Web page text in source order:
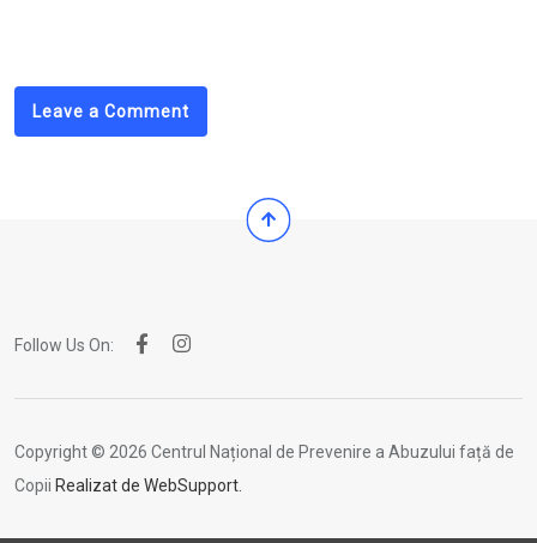
Leave a Comment
Follow Us On:
Copyright © 2026 Centrul Național de Prevenire a Abuzului față de
Copii Realizat de WebSupport.